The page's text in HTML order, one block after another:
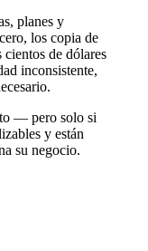
planes y
los copia de
cientos de dólares
inconsistente,
— pero solo si
y están
su negocio.